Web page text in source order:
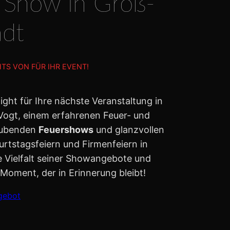
VON FÜR IHR EVENT!
für Ihre nächste Veranstaltung in
einem erfahrenen Feuer- und
Feuershowsund glanzvollen
und Firmenfeiern in
Vielfalt seiner Showangebote und
der in Erinnerung bleibt!